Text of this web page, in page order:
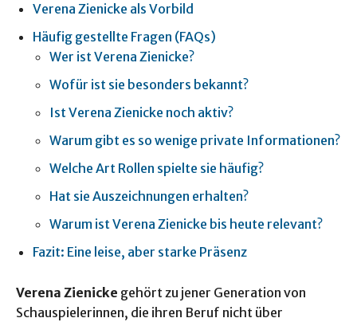
Verena Zienicke als Vorbild
Häufig gestellte Fragen (FAQs)
Wer ist Verena Zienicke?
Wofür ist sie besonders bekannt?
Ist Verena Zienicke noch aktiv?
Warum gibt es so wenige private Informationen?
Welche Art Rollen spielte sie häufig?
Hat sie Auszeichnungen erhalten?
Warum ist Verena Zienicke bis heute relevant?
Fazit: Eine leise, aber starke Präsenz
Verena Zienicke gehört zu jener Generation von
Schauspielerinnen, die ihren Beruf nicht über